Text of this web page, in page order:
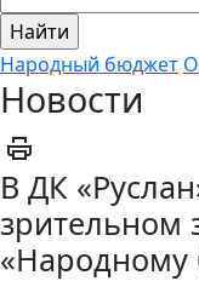
Народный бюджет
Новости
В ДК
зрительном
«Народному